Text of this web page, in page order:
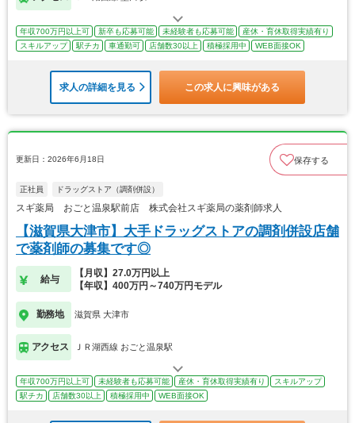
年収700万円以上可 新卒も応募可能 未経験者も応募可能
産休・育休取得実績有り
スキルアップ
駅チカ 車通勤可 店舗数30以上 積極採用中 WEB面接OK
求人の詳細を見る この求人に興味がある
更新日：2026年6月18日 保存する
正社員 ドラッグストア（調剤併設）
スギ薬局 おごと温泉駅前店 株式会社スギ薬局の薬剤師求人
【滋賀県大津市】大手ドラッグストアの調剤併設店舗
で薬剤師の募集です◎
給与
【月収】27.0万円以上
【年収】400万円～740万円モデル
勤務地 滋賀県 大津市
アクセス ＪＲ湖西線 おごと温泉駅
年収700万円以上可 未経験者も応募可能 産休・育休取得実績有り
スキルアップ
駅チカ
店舗数30以上 積極採用中 WEB面接OK